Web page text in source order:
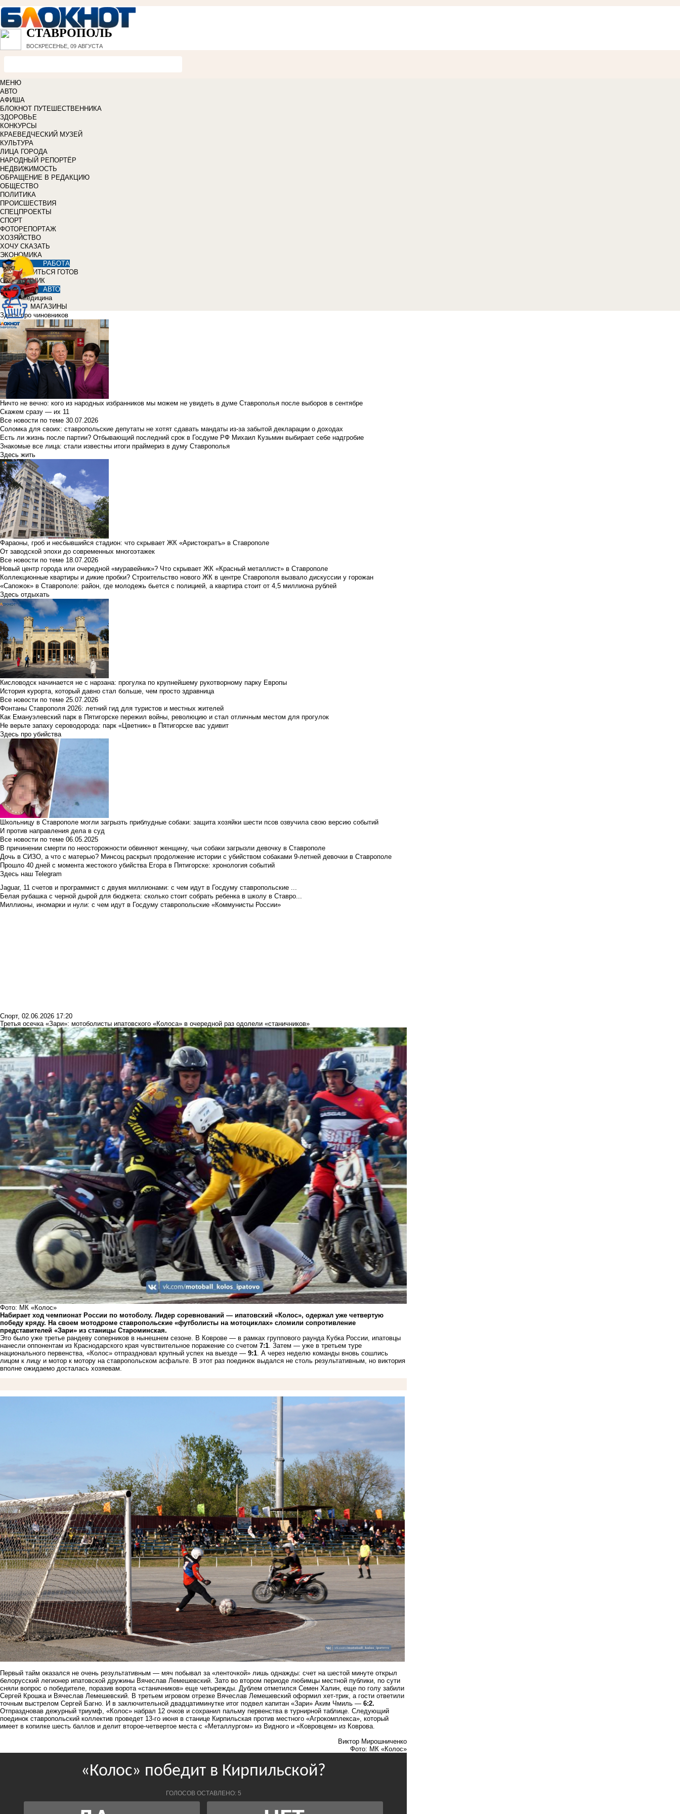
СТАВРОПОЛЬ
ВОСКРЕСЕНЬЕ, 09 АВГУСТА
МЕНЮ
АВТО
АФИША
БЛОКНОТ ПУТЕШЕСТВЕННИКА
ЗДОРОВЬЕ
КОНКУРСЫ
КРАЕВЕДЧЕСКИЙ МУЗЕЙ
КУЛЬТУРА
ЛИЦА ГОРОДА
НАРОДНЫЙ РЕПОРТЁР
НЕДВИЖИМОСТЬ
ОБРАЩЕНИЕ В РЕДАКЦИЮ
ОБЩЕСТВО
ПОЛИТИКА
ПРОИСШЕСТВИЯ
СПЕЦПРОЕКТЫ
СПОРТ
ФОТОРЕПОРТАЖ
ХОЗЯЙСТВО
ХОЧУ СКАЗАТЬ
ЭКОНОМИКА
РАБОТА
УЧИТЬСЯ ГОТОВ
СПРАВОЧНИК
АВТО
Медицина
МАГАЗИНЫ
Здесь про чиновников
Ничто не вечно: кого из народных избранников мы можем не увидеть в думе Ставрополья после выборов в сентябре
Скажем сразу — их 11
Все новости по теме 30.07.2026
Соломка для своих: ставропольские депутаты не хотят сдавать мандаты из-за забытой декларации о доходах
Есть ли жизнь после партии? Отбывающий последний срок в Госдуме РФ Михаил Кузьмин выбирает себе надгробие
Знакомые все лица: стали известны итоги праймериз в думу Ставрополья
Здесь жить
Фараоны, гроб и несбывшийся стадион: что скрывает ЖК «Аристократъ» в Ставрополе
От заводской эпохи до современных многоэтажек
Все новости по теме 18.07.2026
Новый центр города или очередной «муравейник»? Что скрывает ЖК «Красный металлист» в Ставрополе
Коллекционные квартиры и дикие пробки? Строительство нового ЖК в центре Ставрополя вызвало дискуссии у горожан
«Сапожок» в Ставрополе: район, где молодежь бьется с полицией, а квартира стоит от 4,5 миллиона рублей
Здесь отдыхать
Кисловодск начинается не с нарзана: прогулка по крупнейшему рукотворному парку Европы
История курорта, который давно стал больше, чем просто здравница
Все новости по теме 25.07.2026
Фонтаны Ставрополя 2026: летний гид для туристов и местных жителей
Как Емануэлевский парк в Пятигорске пережил войны, революцию и стал отличным местом для прогулок
Не верьте запаху сероводорода: парк «Цветник» в Пятигорске вас удивит
Здесь про убийства
Школьницу в Ставрополе могли загрызть приблудные собаки: защита хозяйки шести псов озвучила свою версию событий
И против направления дела в суд
Все новости по теме 06.05.2025
В причинении смерти по неосторожности обвиняют женщину, чьи собаки загрызли девочку в Ставрополе
Дочь в СИЗО, а что с матерью? Минсоц раскрыл продолжение истории с убийством собаками 9-летней девочки в Ставрополе
Прошло 40 дней с момента жестокого убийства Егора в Пятигорске: хронология событий
Здесь наш Telegram
Jaguar, 11 счетов и программист с двумя миллионами: с чем идут в Госдуму ставропольские ...
Белая рубашка с черной дырой для бюджета: сколько стоит собрать ребенка в школу в Ставро...
Миллионы, иномарки и нули: с чем идут в Госдуму ставропольские «Коммунисты России»
Спорт, 02.06.2026 17:20
Третья осечка «Зари»: мотоболисты ипатовского «Колоса» в очередной раз одолели «станичников»
Фото: МК «Колос»
Набирает ход чемпионат России по мотоболу. Лидер соревнований — ипатовский «Колос», одержал уже четвертую
победу кряду. На своем мотодроме ставропольские «футболисты на мотоциклах» сломили сопротивление
представителей «Зари» из станицы Староминская.
Это было уже третье рандеву соперников в нынешнем сезоне. В Коврове — в рамках группового раунда Кубка России, ипатовцы
нанесли оппонентам из Краснодарского края чувствительное поражение со счетом 7:1. Затем — уже в третьем туре
национального первенства, «Колос» отпраздновал крупный успех на выезде — 9:1. А через неделю команды вновь сошлись
лицом к лицу и мотор к мотору на ставропольском асфальте. В этот раз поединок выдался не столь результативным, но виктория
вполне ожидаемо досталась хозяевам.
Первый тайм оказался не очень результативным — мяч побывал за «ленточкой» лишь однажды: счет на шестой минуте открыл
белорусский легионер ипатовской дружины Вячеслав Лемешевский. Зато во втором периоде любимцы местной публики, по сути
сняли вопрос о победителе , поразив ворота «станичников» еще четырежды. Дублем отметился Семен Халин, еще по голу забили
Сергей Крошка и Вячеслав Лемешевский. В третьем игровом отрезке Вячеслав Лемешевский оформил хет-трик, а гости ответили
точным выстрелом Сергей Багно. И в заключительной двадцатиминутке итог подвел капитан «Зари» Аким Чмиль — 6:2.
Отпраздновав дежурный триумф, «Колос» набрал 12 очков и сохранил пальму первенства в турнирной таблице. Следующий
поединок ставропольский коллектив проведет 13-го июня в станице Кирпильская против местного «Агрокомплекса», который
имеет в копилке шесть баллов и делит второе-четвертое места с «Металлургом» из Видного и «Ковровцем» из Коврова.
Виктор Мирошниченко
Фото: МК «Колос»